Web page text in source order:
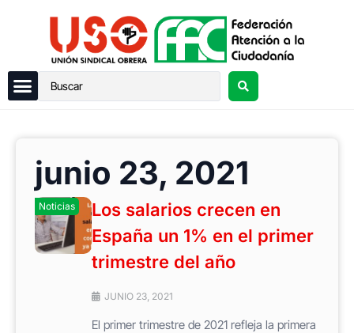
junio 23, 2021
Noticias
Los salarios crecen en
España un 1% en el primer
trimestre del año
JUNIO 23, 2021
El primer trimestre de 2021 refleja la primera